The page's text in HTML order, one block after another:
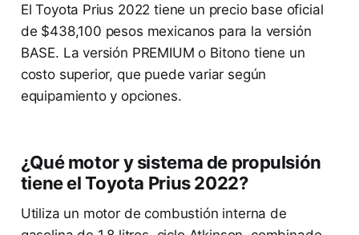
El Toyota Prius 2022 tiene un precio base oficial
de $438,100 pesos mexicanos para la versión
BASE. La versión PREMIUM o Bitono tiene un
costo superior, que puede variar según
equipamiento y opciones.
¿Qué motor y sistema de propulsión
tiene el Toyota Prius 2022?
Utiliza un motor de combustión interna de